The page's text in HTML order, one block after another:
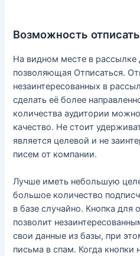
Возможность
На видном месте в рассылке
позволяющая Отписаться.
незаинтересованных в
сделать её более
количества аудитории
качество. Не стоит
является целевой и не
писем от компании.
Лучше иметь небольшую
большое количество
в базе случайно. Кнопка для
позволит
свои данные из базы, при
письма в спам. Когда кнопки